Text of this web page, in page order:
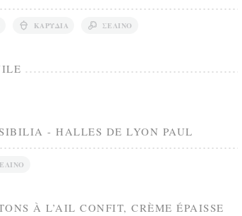
ΚΑΡΎΔΙΑ ΣΈΛΙΝΟ
- HALLES DE LYON PAUL
À L’AIL CONFIT, CRÈME ÉPAISSE